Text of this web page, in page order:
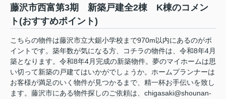
藤沢市西富第3期 新築戸建全2棟 K棟のコメン
ト(おすすめポイント)
こちらの物件は藤沢市立大鋸小学校まで970m以内にあるのがポ
イントです。築年数が気になる方、コチラの物件は、令和8年4月
築となります。令和8年4月完成の新築物件。夢のマイホームは思
い切って新築の戸建てはいかがでしょうか。ホームプランナーは
お客様が満足のいく物件が見つかるまで、精一杯お手伝いを致し
ます。藤沢市にある物件探しのご依頼は、chigasaki@shounan-